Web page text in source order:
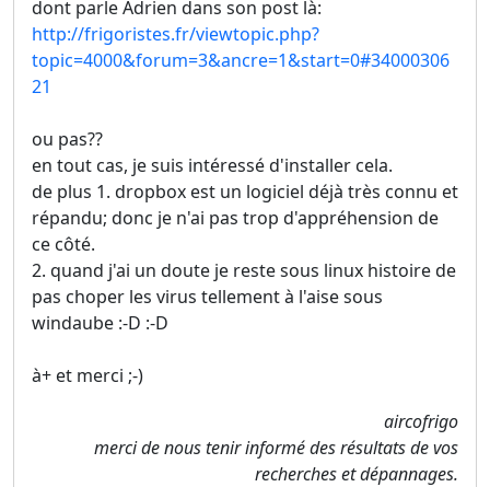
dont parle Adrien dans son post là:
http://frigoristes.fr/viewtopic.php?
topic=4000&forum=3&ancre=1&start=0#34000306
21
ou pas??
en tout cas, je suis intéressé d'installer cela.
de plus 1. dropbox est un logiciel déjà très connu et
répandu; donc je n'ai pas trop d'appréhension de
ce côté.
2. quand j'ai un doute je reste sous linux histoire de
pas choper les virus tellement à l'aise sous
windaube :-D :-D
à+ et merci ;-)
aircofrigo
merci de nous tenir informé des résultats de vos
recherches et dépannages.